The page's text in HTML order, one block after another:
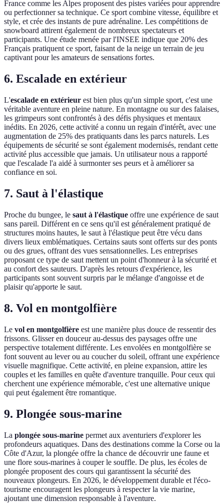
France comme les Alpes proposent des pistes variées pour apprendre
ou perfectionner sa technique. Ce sport combine vitesse, équilibre et
style, et crée des instants de pure adrénaline. Les compétitions de
snowboard attirent également de nombreux spectateurs et
participants. Une étude menée par l'INSEE indique que 20% des
Français pratiquent ce sport, faisant de la neige un terrain de jeu
captivant pour les amateurs de sensations fortes.
6. Escalade en extérieur
L'escalade en extérieur est bien plus qu'un simple sport, c'est une
véritable aventure en pleine nature. En montagne ou sur des falaises,
les grimpeurs sont confrontés à des défis physiques et mentaux
inédits. En 2026, cette activité a connu un regain d'intérêt, avec une
augmentation de 25% des pratiquants dans les parcs naturels. Les
équipements de sécurité se sont également modernisés, rendant cette
activité plus accessible que jamais. Un utilisateur nous a rapporté
que l'escalade l'a aidé à surmonter ses peurs et à améliorer sa
confiance en soi.
7. Saut à l'élastique
Proche du bungee, le saut à l'élastique offre une expérience de saut
sans pareil. Différent en ce sens qu'il est généralement pratiqué de
structures moins hautes, le saut à l'élastique peut être vécu dans
divers lieux emblématiques. Certains sauts sont offerts sur des ponts
ou des grues, offrant des vues sensationnelles. Les entreprises
proposant ce type de saut mettent un point d'honneur à la sécurité et
au confort des sauteurs. D'après les retours d'expérience, les
participants sont souvent surpris par le mélange d'angoisse et de
plaisir qu'apporte le saut.
8. Vol en montgolfière
Le vol en montgolfière est une manière plus douce de ressentir des
frissons. Glisser en douceur au-dessus des paysages offre une
perspective totalement différente. Les envolées en montgolfière se
font souvent au lever ou au coucher du soleil, offrant une expérience
visuelle magnifique. Cette activité, en pleine expansion, attire les
couples et les familles en quête d'aventure tranquille. Pour ceux qui
cherchent une expérience mémorable, c'est une alternative unique
qui peut également être romantique.
9. Plongée sous-marine
La plongée sous-marine permet aux aventuriers d'explorer les
profondeurs aquatiques. Dans des destinations comme la Corse ou la
Côte d'Azur, la plongée offre la chance de découvrir une faune et
une flore sous-marines à couper le souffle. De plus, les écoles de
plongée proposent des cours qui garantissent la sécurité des
nouveaux plongeurs. En 2026, le développement durable et l'éco-
tourisme encouragent les plongeurs à respecter la vie marine,
ajoutant une dimension responsable à l'aventure.